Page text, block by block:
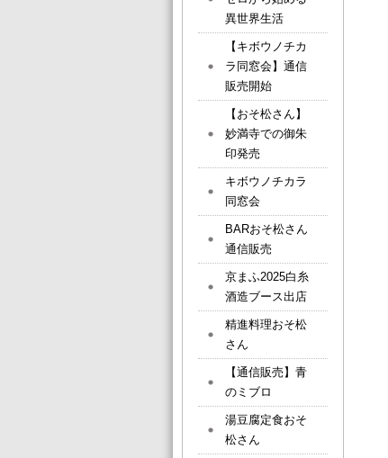
異世界生活
【キボウノチカ
ラ同窓会】通信
販売開始
【おそ松さん】
妙満寺での御朱
印発売
キボウノチカラ
同窓会
BARおそ松さん
通信販売
京まふ2025白糸
酒造ブース出店
精進料理おそ松
さん
【通信販売】青
のミブロ
湯豆腐定食おそ
松さん